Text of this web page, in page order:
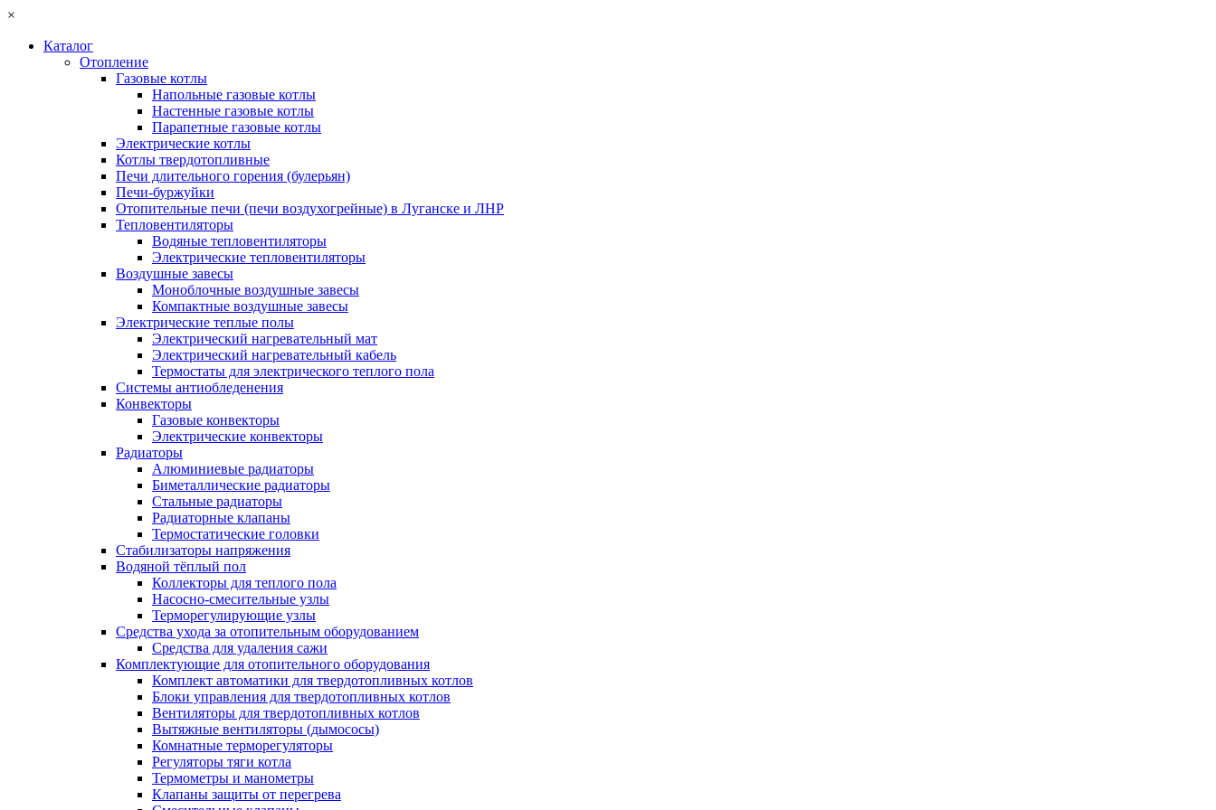
×
Каталог
Отопление
Газовые котлы
Напольные газовые котлы
Настенные газовые котлы
Парапетные газовые котлы
Электрические котлы
Котлы твердотопливные
Печи длительного горения (булерьян)
Печи-буржуйки
Отопительные печи (печи воздухогрейные) в Луганске и ЛНР
Тепловентиляторы
Водяные тепловентиляторы
Электрические тепловентиляторы
Воздушные завесы
Моноблочные воздушные завесы
Компактные воздушные завесы
Электрические теплые полы
Электрический нагревательный мат
Электрический нагревательный кабель
Термостаты для электрического теплого пола
Системы антиобледенения
Конвекторы
Газовые конвекторы
Электрические конвекторы
Радиаторы
Алюминиевые радиаторы
Биметаллические радиаторы
Стальные радиаторы
Радиаторные клапаны
Термостатические головки
Стабилизаторы напряжения
Водяной тёплый пол
Коллекторы для теплого пола
Насосно-смесительные узлы
Терморегулирующие узлы
Средства ухода за отопительным оборудованием
Средства для удаления сажи
Комплектующие для отопительного оборудования
Комплект автоматики для твердотопливных котлов
Блоки управления для твердотопливных котлов
Вентиляторы для твердотопливных котлов
Вытяжные вентиляторы (дымососы)
Комнатные терморегуляторы
Регуляторы тяги котла
Термометры и манометры
Клапаны защиты от перегрева